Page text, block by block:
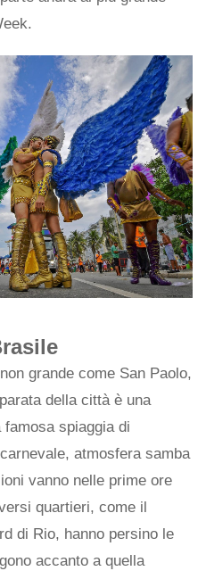
grande come San Paolo,
della città è una
spiaggia di
atmosfera samba
vanno nelle prime ore
quartieri, come il
di Rio, hanno persino le
accanto a quella